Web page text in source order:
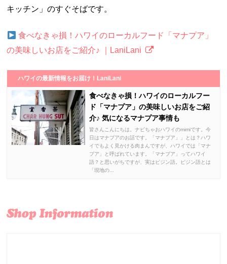
キッチン」のすぐそばです。
食べなきゃ損！ハワイのローカルフード「マナプア」
の美味しいお店をご紹介♪ ｜LaniLani
ハワイの最新情報をお届け！LaniLani
食べなきゃ損！ハワイのローカルフー
ド「マナプア」の美味しいお店をご紹
介♪ 気になるマナプア事情も
皆さんこんにちは。ナビちゃおハワイのmimiです。今
日はマナプアのお話です。「マナプア」」とは？ハワ
イでもよく見かける肉まんですが、ハワイでは「マナ
プア」と呼ばれています。「マナプア」ってハワイ
語？と思いがちですが、実はピジン語。ピジン語とは
「現地の...